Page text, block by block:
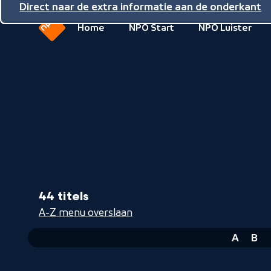
Direct naar de inhoud
Direct naar de hoofdnavigatie
Direct naar de extra informatie aan de onderkant
Home NPO Start NPO Luister
44 titels
A-Z menu overslaan
A B